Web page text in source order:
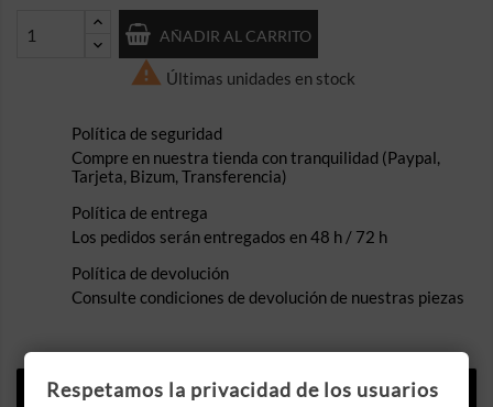
AÑADIR AL CARRITO
 Últimas unidades en stock
Política de seguridad
Compre en nuestra tienda con tranquilidad (Paypal,
Tarjeta, Bizum, Transferencia)
Política de entrega
Los pedidos serán entregados en 48 h / 72 h
Política de devolución
Consulte condiciones de devolución de nuestras piezas
DESCRIPCIÓN
Respetamos la privacidad de los usuarios